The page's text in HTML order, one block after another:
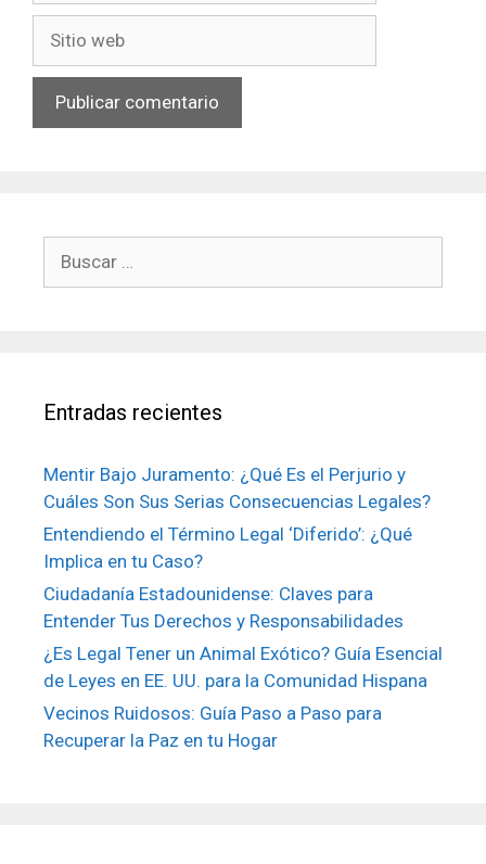
Entradas recientes
Mentir Bajo Juramento: ¿Qué Es el Perjurio y
Cuáles Son Sus Serias Consecuencias Legales?
Entendiendo el Término Legal ‘Diferido’: ¿Qué
Implica en tu Caso?
Ciudadanía Estadounidense: Claves para
Entender Tus Derechos y Responsabilidades
¿Es Legal Tener un Animal Exótico? Guía Esencial
de Leyes en EE. UU. para la Comunidad Hispana
Vecinos Ruidosos: Guía Paso a Paso para
Recuperar la Paz en tu Hogar